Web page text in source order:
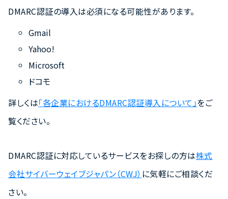
DMARC認証の導入は必須になる可能性があります。
Gmail
Yahoo!
Microsoft
ドコモ
詳しくは「各企業におけるDMARC認証導入について」をご
覧ください。
DMARC認証に対応しているサービスをお探しの方は株式
会社サイバーウェイブジャパン（CWJ） に気軽にご相談くだ
さい。